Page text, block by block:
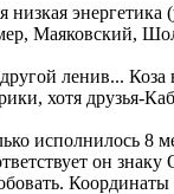
Маяковский,
ленив...
хотя друзья-
исполнилось
он